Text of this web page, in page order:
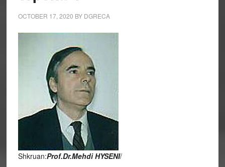
OCTOBER 17, 2020 BY DGRECA
Shkruan:Prof.Dr.Mehdi HYSENI/